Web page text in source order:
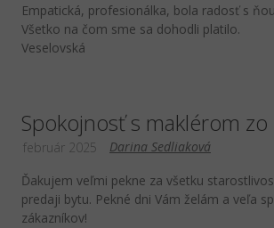
Empatická, profesionálka, bola radosť s
Všetko na čom sme sa dohodli platilo.
Veselovská
Spokojnosť s maklérom zo
Darina Sedliaková
február 2025
Ďakujem veľmi pekne za všetku
predaji bytu. Pekné dni Vám želám a veľa
zákazníkov!